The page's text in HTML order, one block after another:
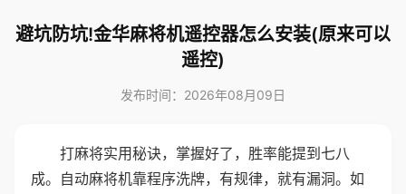
避坑防坑!金华麻将机遥控器怎么安装(原来可以
遥控)
发布时间：2026年08月09日
打麻将实用秘诀，掌握好了，胜率能提到七八
成。自动麻将机靠程序洗牌，有规律，就有漏洞。如